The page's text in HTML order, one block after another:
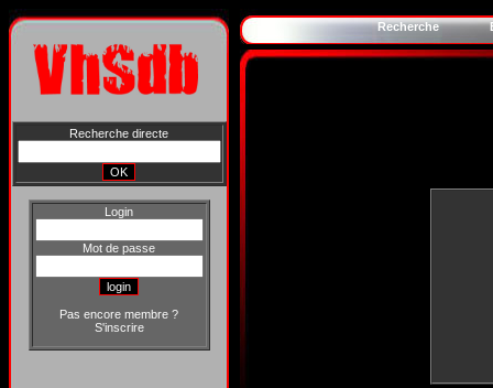
Recherche directe
Login
Mot de passe
Pas encore membre ?
S'inscrire
Recherche